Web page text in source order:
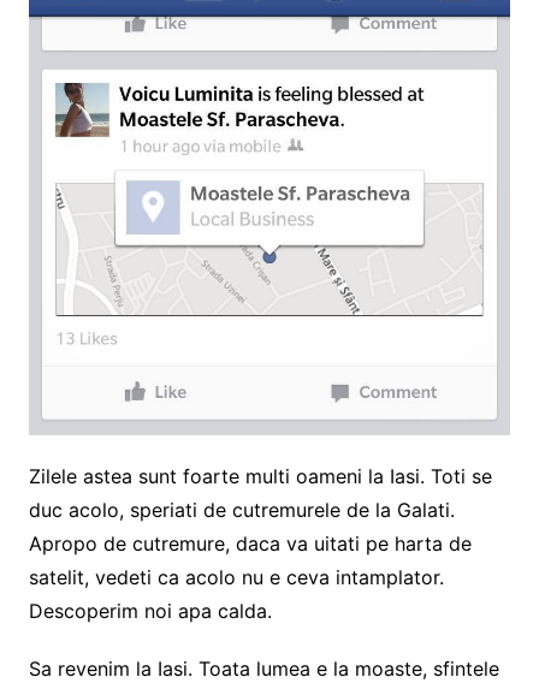
Zilele astea sunt foarte multi oameni la Iasi. Toti se
duc acolo, speriati de cutremurele de la Galati.
Apropo de cutremure, daca va uitati pe harta de
satelit, vedeti ca acolo nu e ceva intamplator.
Descoperim noi apa calda.
Sa revenim la Iasi. Toata lumea e la moaste, sfintele